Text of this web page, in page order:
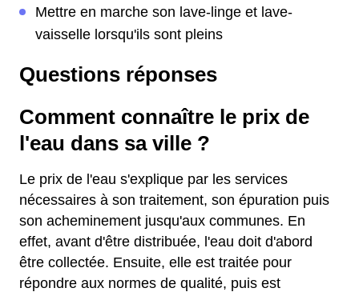
Mettre en marche son lave-linge et lave-
vaisselle lorsqu'ils sont pleins
Questions réponses
Comment connaître le prix de
l'eau dans sa ville ?
Le prix de l'eau s'explique par les services
nécessaires à son traitement, son épuration puis
son acheminement jusqu'aux communes. En
effet, avant d'être distribuée, l'eau doit d'abord
être collectée. Ensuite, elle est traitée pour
répondre aux normes de qualité, puis est